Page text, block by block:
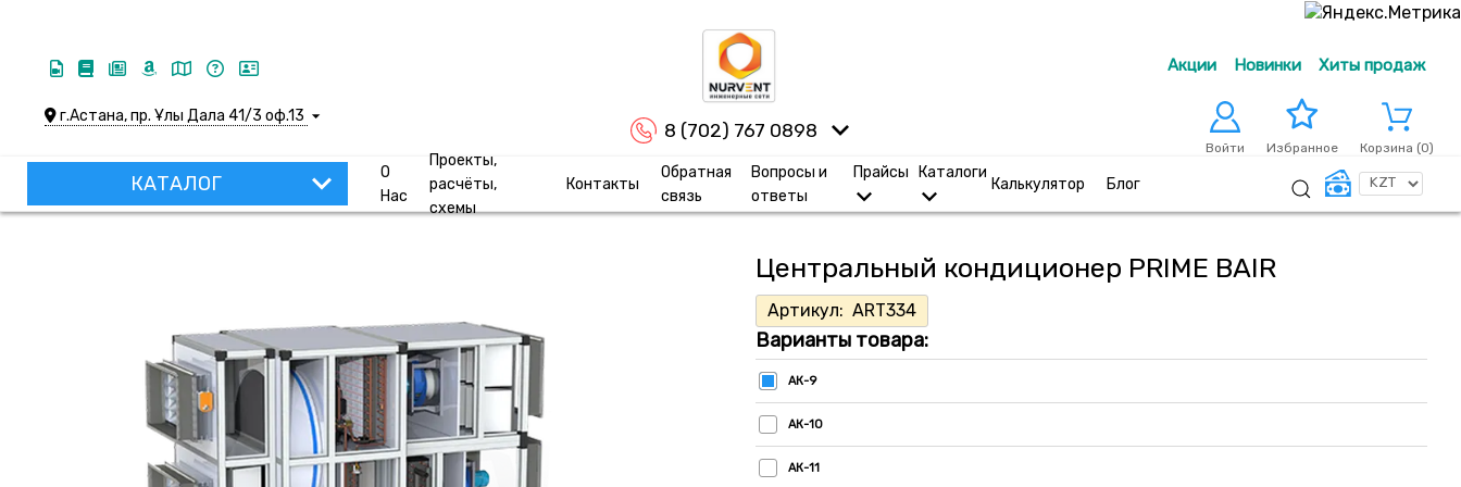
г.Астана, пр. Ұлы Дала 41/3 оф.13
8 (702) 767 0898
Акции Новинки Хиты продаж
Войти Избранное Корзина (0)
КАТАЛОГ
О
Нас
Проекты,
расчёты,
схемы
Контакты
Обратная
связь
Вопросы и
ответы
Прайсы Каталоги
Калькулятор Блог
Центральный кондиционер PRIME BAIR
Артикул: ART334
Варианты товара:
АК-9
АК-10
АК-11